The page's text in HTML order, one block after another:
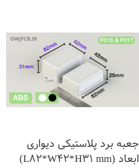
جعبه برد پلاستیکی دیواری
ابعاد (L82*W42*H31 mm)